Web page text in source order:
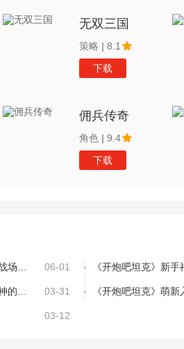
无双三国
策略 | 8.1
下载
佣兵传奇
角色 | 9.4
下载
06-01 《开炮吧坦克》新
03-31 《开炮吧坦克》萌
03-12